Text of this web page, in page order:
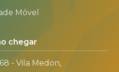
Móvel
chegar
- Vila Medon,